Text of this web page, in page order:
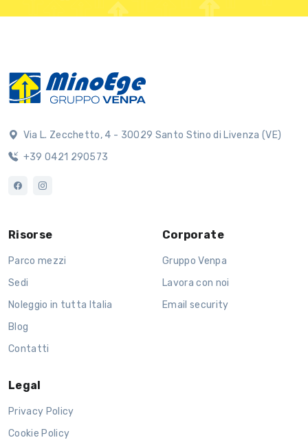
Via L. Zecchetto, 4 - 30029 Santo Stino di Livenza (VE)
+39 0421 290573
Risorse
Parco mezzi
Sedi
Noleggio in tutta Italia
Blog
Contatti
Corporate
Gruppo Venpa
Lavora con noi
Email security
Legal
Privacy Policy
Cookie Policy